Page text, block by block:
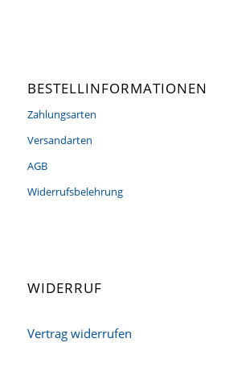
BESTELLINFORMATIONEN
Zahlungsarten
Versandarten
AGB
Widerrufsbelehrung
WIDERRUF
Vertrag widerrufen